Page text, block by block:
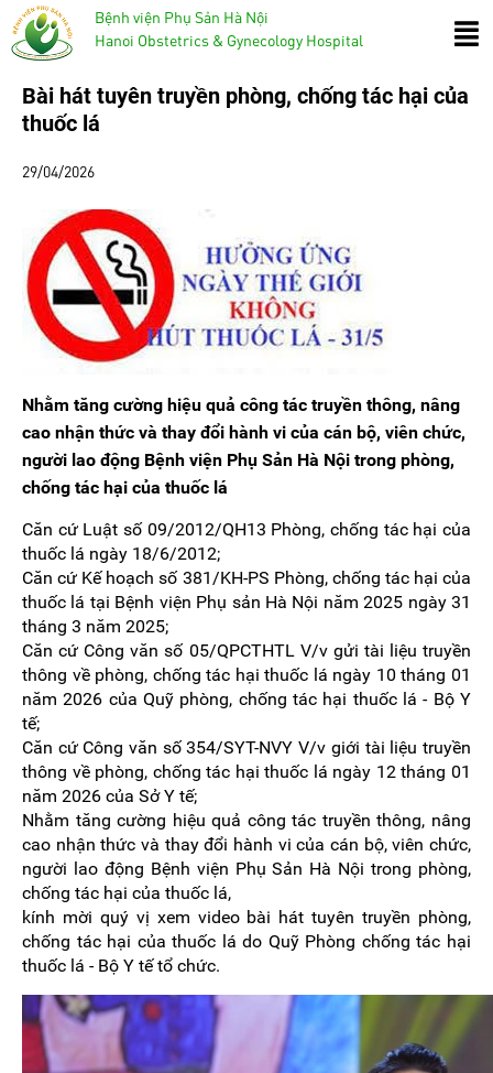
Bệnh viện Phụ Sản Hà Nội
Hanoi Obstetrics & Gynecology Hospital
Bài hát tuyên truyền phòng, chống tác hại của
thuốc lá
29/04/2026
Nhằm tăng cường hiệu quả công tác truyền thông, nâng
cao nhận thức và thay đổi hành vi của cán bộ, viên chức,
người lao động Bệnh viện Phụ Sản Hà Nội trong phòng,
chống tác hại của thuốc lá
Căn cứ Luật số 09/2012/QH13 Phòng, chống tác hại của
thuốc lá ngày 18/6/2012;
Căn cứ Kế hoạch số 381/KH-PS Phòng, chống tác hại của
thuốc lá tại Bệnh viện Phụ sản Hà Nội năm 2025 ngày 31
tháng 3 năm 2025;
Căn cứ Công văn số 05/QPCTHTL V/v gửi tài liệu truyền
thông về phòng, chống tác hại thuốc lá ngày 10 tháng 01
năm 2026 của Quỹ phòng, chống tác hại thuốc lá - Bộ Y
tế;
Căn cứ Công văn số 354/SYT-NVY V/v giới tài liệu truyền
thông về phòng, chống tác hại thuốc lá ngày 12 tháng 01
năm 2026 của Sở Y tế;
Nhằm tăng cường hiệu quả công tác truyền thông, nâng
cao nhận thức và thay đổi hành vi của cán bộ, viên chức,
người lao động Bệnh viện Phụ Sản Hà Nội trong phòng,
chống tác hại của thuốc lá,
kính mời quý vị xem video bài hát tuyên truyền phòng,
chống tác hại của thuốc lá do Quỹ Phòng chống tác hại
thuốc lá - Bộ Y tế tổ chức.